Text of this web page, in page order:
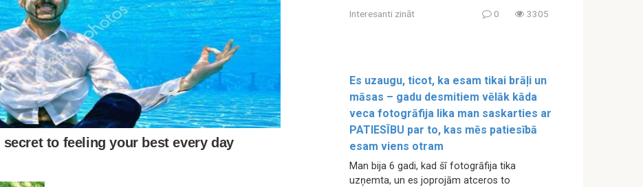
Interesanti zināt 0 3305
Es uzaugu, ticot, ka esam tikai brāļi un
māsas – gadu desmitiem vēlāk kāda
veca fotogrāfija lika man saskarties ar
PATIESĪBU par to, kas mēs patiesībā
esam viens otram
Man bija 6 gadi, kad šī fotogrāfija tika
uzņemta, un es joprojām atceros to